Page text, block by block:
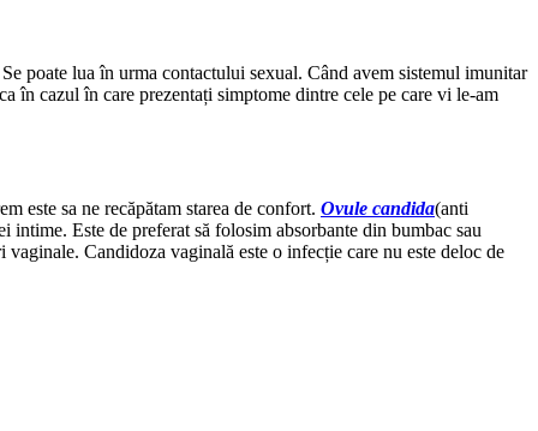
poate lua în urma contactului sexual. Când avem sistemul imunitar
în cazul în care prezentați simptome dintre cele pe care vi le-am
este sa ne recăpătam starea de confort. Ovule candida(anti
intime. Este de preferat să folosim absorbante din bumbac sau
Candidoza vaginală este o infecție care nu este deloc de